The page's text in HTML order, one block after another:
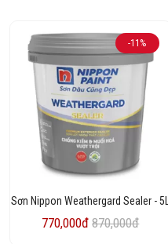
-11%
Sơn Nippon Weathergard Sealer - 5L
770,000đ 870,000đ